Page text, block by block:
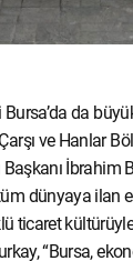
da
ve Hanlar
dünyaya ilan
ticaret
“Bursa,